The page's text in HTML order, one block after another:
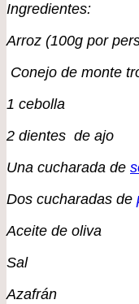
Ingredientes:
Arroz (100g por
Conejo de monte
1 cebolla
2 dientes de ajo
Una cucharada de
Dos cucharadas de
Aceite de oliva
Sal
Azafrán